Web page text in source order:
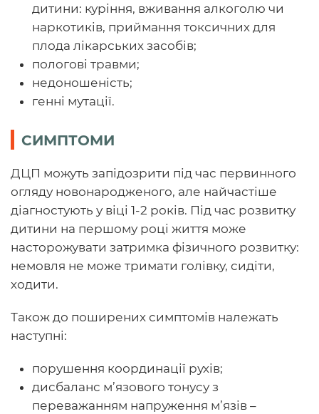
дитини: куріння, вживання алкоголю чи
наркотиків, приймання токсичних для
плода лікарських засобів;
пологові травми;
недоношеність;
генні мутації.
СИМПТОМИ
ДЦП можуть запідозрити під час первинного
огляду новонародженого, але найчастіше
діагностують у віці 1-2 років. Під час розвитку
дитини на першому році життя може
насторожувати затримка фізичного розвитку:
немовля не може тримати голівку, сидіти,
ходити.
Також до поширених симптомів належать
наступні:
порушення координації рухів;
дисбаланс м’язового тонусу з
переважанням напруження м’язів –